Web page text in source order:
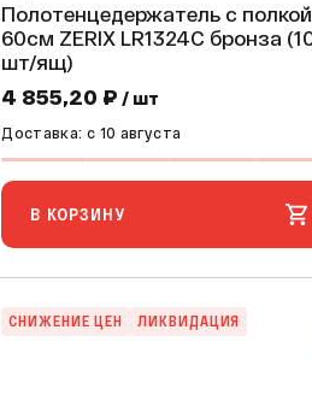
Полотенцедержатель c полкой
60см ZERIX LR1324С бронза (10
шт/ящ)
4 855,20 ₽ / шт
Доставка: c 10 августа
В КОРЗИНУ
СНИЖЕНИЕ ЦЕН ЛИКВИДАЦИЯ